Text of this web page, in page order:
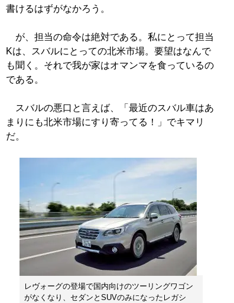
書けるはずがなかろう。
が、担当の命令は絶対である。私にとって担当
Kは、スバルにとっての北米市場。要望はなんで
も聞く。それで我が家はオマンマを食っているの
である。
スバルの悪口と言えば、「最近のスバル車はあ
まりにも北米市場にすり寄ってる！」でキマリ
だ。
レヴォーグの登場で国内向けのツーリングワゴン
がなくなり、セダンとSUVのみになったレガシ